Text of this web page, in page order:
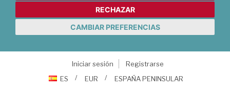
RECHAZAR
CAMBIAR PREFERENCIAS
Iniciar sesión
Registrarse
ES
EUR ESPAÑA PENINSULAR